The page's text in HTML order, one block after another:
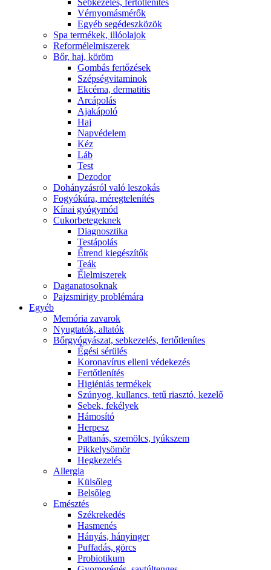
Sebkezelés, fertőtlenítés
Vérnyomásmérők
Egyéb segédeszközök
Spa termékek, illóolajok
Reformélelmiszerek
Bőr, haj, köröm
Gombás fertőzések
Szépségvitaminok
Ekcéma, dermatitis
Arcápolás
Ajakápoló
Haj
Napvédelem
Kéz
Láb
Test
Dezodor
Dohányzásról való leszokás
Fogyókúra, méregtelenítés
Kínai gyógymód
Cukorbetegeknek
Diagnosztika
Testápolás
É́trend kiegészítők
Teák
É́lelmiszerek
Daganatosoknak
Pajzsmirigy problémára
Egyéb
Memória zavarok
Nyugtatók, altatók
Bőrgyógyászat, sebkezelés, fertőtlenítes
É́gési sérülés
Koronavírus elleni védekezés
Fertőtlenítés
Higiéniás termékek
Szúnyog, kullancs, tetű riasztó, kezelő
Sebek, fekélyek
Hámosító
Herpesz
Pattanás, szemölcs, tyúkszem
Pikkelysömör
Hegkezelés
Allergia
Külsőleg
Belsőleg
Emésztés
Székrekedés
Hasmenés
Hányás, hányinger
Puffadás, görcs
Probiotikum